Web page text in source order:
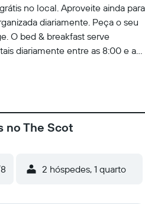
no local. Aproveite ainda para
diariamente. Peça o seu
O bed & breakfast serve
diariamente entre as 8:00 e as
plano. Mantenha-se em
sem fios grátis. As casas
e saquetas de chá/café
no The Scot
2 hóspedes, 1 quarto